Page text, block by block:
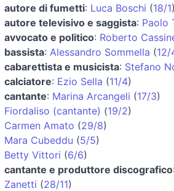
autore di fumetti: Luca Boschi (18/1)
autore televisivo e saggista: Paolo
avvocato e politico: Roberto
bassista: Alessandro Sommella (12/
cabarettista e musicista: Stefano
calciatore: Ezio Sella (11/4)
cantante: Marina Arcangeli (17/3)
Fiordaliso (cantante) (19/2)
Carmen Amato (29/8)
Mara Cubeddu (5/5)
Betty Vittori (6/6)
cantante e produttore discografico:
Zanetti (28/11)